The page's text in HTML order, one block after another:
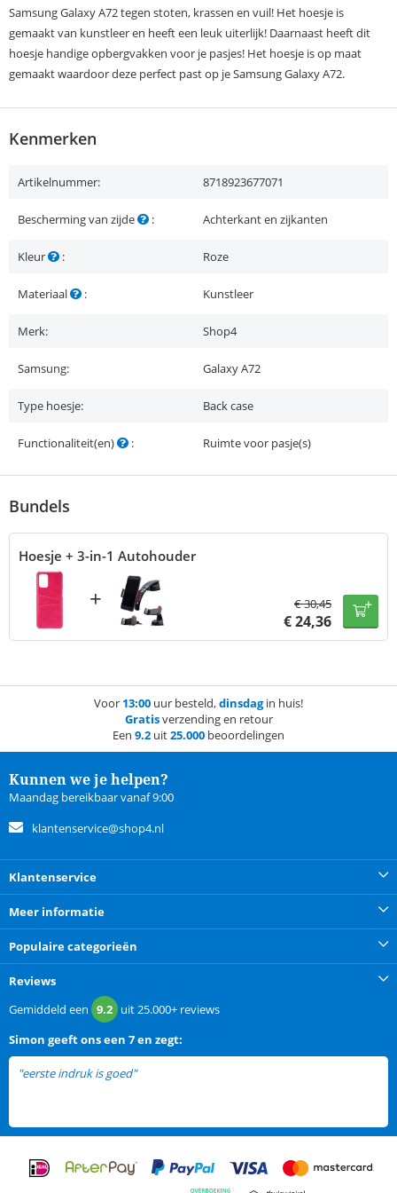
Samsung Galaxy A72 tegen stoten, krassen en vuil! Het hoesje is
gemaakt van kunstleer en heeft een leuk uiterlijk! Daarnaast heeft dit
hoesje handige opbergvakken voor je pasjes! Het hoesje is op maat
gemaakt waardoor deze perfect past op je Samsung Galaxy A72.
Kenmerken
Artikelnummer: 8718923677071
Bescherming van zijde : Achterkant en zijkanten
Kleur : Roze
Materiaal : Kunstleer
Merk: Shop4
Samsung: Galaxy A72
Type hoesje: Back case
Functionaliteit(en) : Ruimte voor pasje(s)
Bundels
Hoesje + 3-in-1 Autohouder
+ €30,45
€24,36
Voor 13:00 uur besteld,dinsdagin huis!
Gratisverzending en retour
Een 9.2 uit25.000 beoordelingen
Kunnen we je helpen?
Maandag bereikbaar vanaf 9:00
klantenservice@shop4.nl
Klantenservice
Meer informatie
Populaire categorieën
Reviews
Gemiddeld een 9.2 uit25.000+ reviews
Simon geeft ons een 7 en zegt:
"eerste indruk is goed"